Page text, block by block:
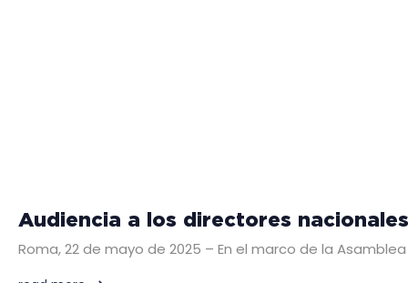
Audiencia a los directores
Roma, 22 de mayo de 2025 – En el marco de la